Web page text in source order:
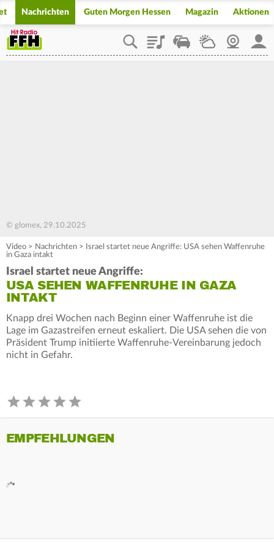
Nachrichten Guten Morgen Hessen Magazin Aktionen
PlaylistStaupilotWetterWebcam
© glomex, 29.10.2025
Video > Nachrichten >
Israel startet neue Angriffe: USA sehen Waffenruhe
in Gaza intakt
Israel startet neue Angriffe:
USA SEHEN WAFFENRUHE IN GAZA
INTAKT
Knapp drei Wochen nach Beginn einer Waffenruhe ist die
Lage im Gazastreifen erneut eskaliert. Die USA sehen die von
Präsident Trump initiierte Waffenruhe-Vereinbarung jedoch
nicht in Gefahr.
EMPFEHLUNGEN